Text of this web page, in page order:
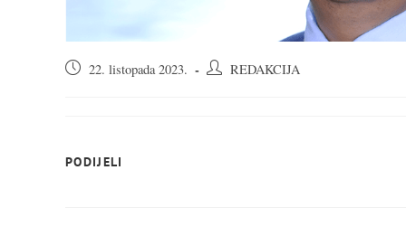
Objava22. listopada 2023.
AutorREDAKCIJA
PODIJELI